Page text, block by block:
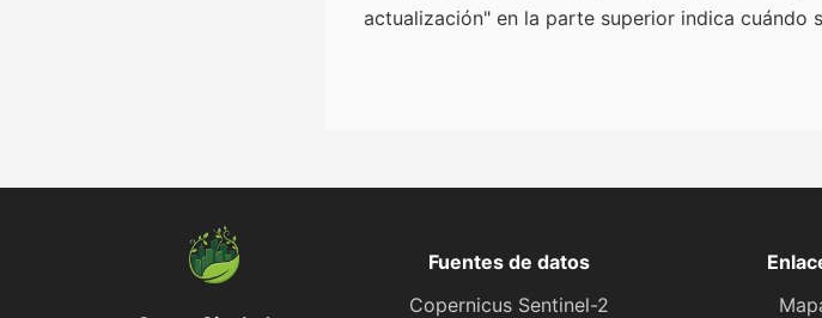
actualización" en la parte superior indica cuándo
Fuentes de datos
Copernicus Sentinel-2